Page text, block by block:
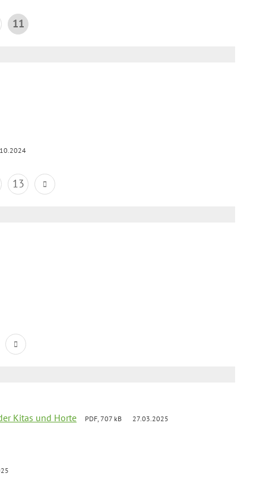
11
13
Kitas und Horte PDF, 707 kB 27.03.2025